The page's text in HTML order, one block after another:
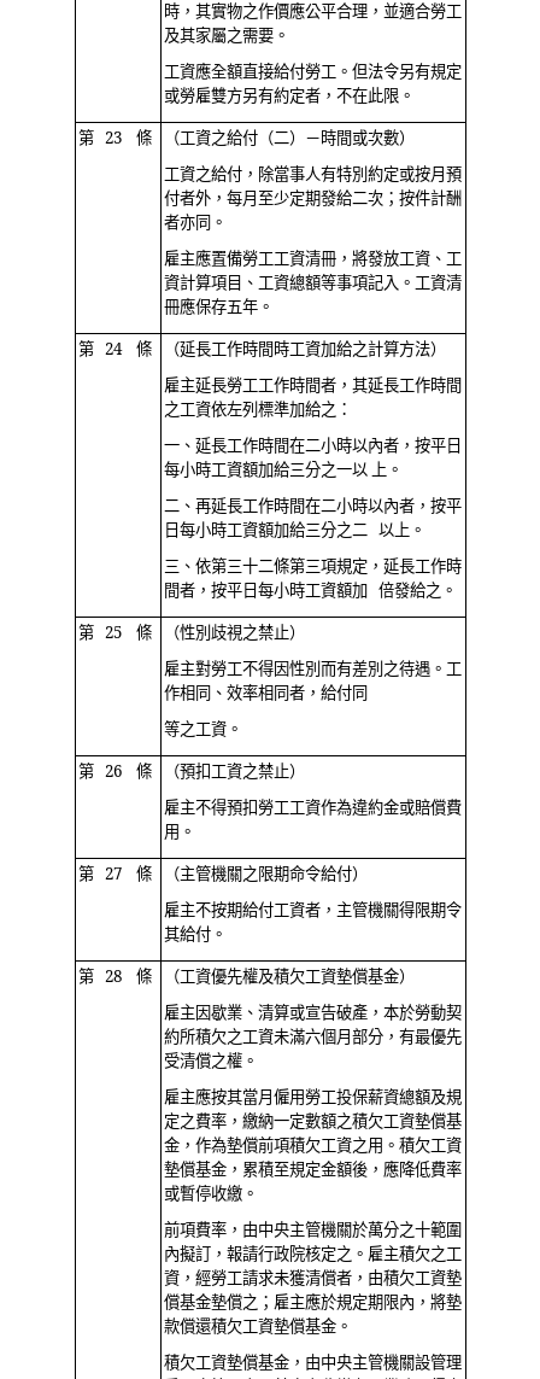
時，其實物之作價應公平合理，並適合勞工
及其家屬之需要。
工資應全額直接給付勞工。但法令另有規定
或勞雇雙方另有約定者，不在此限。
第 23 條
（工資之給付（二）－時間或次數）
工資之給付，除當事人有特別約定或按月預
付者外，每月至少定期發給二次；按件計酬
者亦同。
雇主應置備勞工工資清冊，將發放工資、工
資計算項目、工資總額等事項記入。工資清
冊應保存五年。
第 24 條
（延長工作時間時工資加給之計算方法）
雇主延長勞工工作時間者，其延長工作時間
之工資依左列標準加給之：
一、延長工作時間在二小時以內者，按平日
每小時工資額加給三分之一以 上。
二、再延長工作時間在二小時以內者，按平
日每小時工資額加給三分之二 以上。
三、依第三十二條第三項規定，延長工作時
間者，按平日每小時工資額加 倍發給之。
第 25 條
（性別歧視之禁止）
雇主對勞工不得因性別而有差別之待遇。工
作相同、效率相同者，給付同
等之工資。
第 26 條
（預扣工資之禁止）
雇主不得預扣勞工工資作為違約金或賠償費
用。
第 27 條
（主管機關之限期命令給付）
雇主不按期給付工資者，主管機關得限期令
其給付。
第 28 條
（工資優先權及積欠工資墊償基金）
雇主因歇業、清算或宣告破產，本於勞動契
約所積欠之工資未滿六個月部分，有最優先
受清償之權。
雇主應按其當月僱用勞工投保薪資總額及規
定之費率，繳納一定數額之積欠工資墊償基
金，作為墊償前項積欠工資之用。積欠工資
墊償基金，累積至規定金額後，應降低費率
或暫停收繳。
前項費率，由中央主管機關於萬分之十範圍
內擬訂，報請行政院核定之。雇主積欠之工
資，經勞工請求未獲清償者，由積欠工資墊
償基金墊償之；雇主應於規定期限內，將墊
款償還積欠工資墊償基金。
積欠工資墊償基金，由中央主管機關設管理